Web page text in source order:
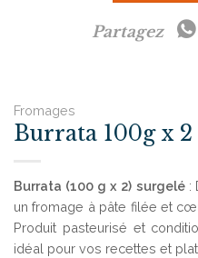
Partagez
Fromages
Burrata 100g x 2
Burrata (100 g x 2) surgelé:
un fromage à pâte filée et
Produit pasteurisé et
idéal pour vos recettes et